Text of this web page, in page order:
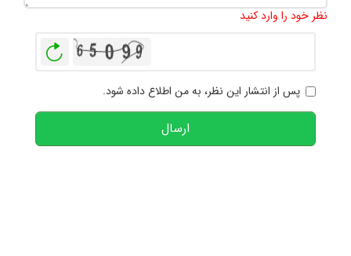
نظر خود را وارد کنید
پس از انتشار این نظر، به من اطلاع داده شود.
ارسال